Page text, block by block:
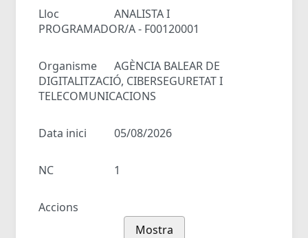
Lloc
ANALISTA I
PROGRAMADOR/A - F00120001
Organisme
AGÈNCIA BALEAR DE
DIGITALITZACIÓ, CIBERSEGURETAT I
TELECOMUNICACIONS
Data inici 05/08/2026
NC 1
Accions
Mostra